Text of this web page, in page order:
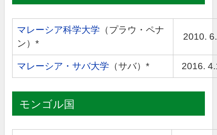
マレーシア科学大学 （プラウ・ペナ
ン）*
2010.
マレーシア・サバ大学 （サバ）* 2016.
モンゴル国